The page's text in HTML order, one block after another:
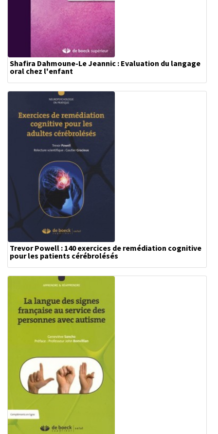
Shafira Dahmoune-Le Jeannic : Evaluation du langage
oral chez l'enfant
Trevor Powell : 140 exercices de remédiation cognitive
pour les patients cérébrolésés